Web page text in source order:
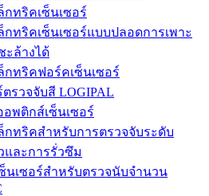
กทริคเซ็นเซอร์
กทริคเซ็นเซอร์แบบปลอดการเพาะ
ะล้างได้
กทริคฟอร์คเซ็นเซอร์
ตรวจจับสี LOGIPAL
อพติกส์เซ็นเซอร์
กทริคสำหรับการตรวจจับระดับ
และการรั่วซึม
ซ็นเซอร์สำหรับตรวจนับจำนวน